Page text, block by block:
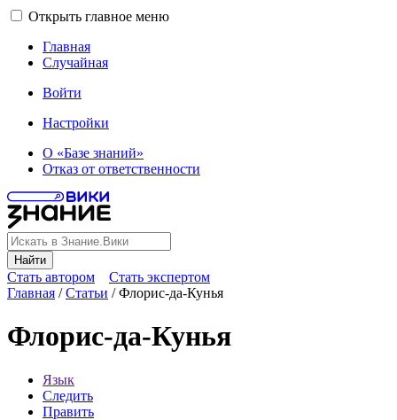
Открыть главное меню
Главная
Случайная
Войти
Настройки
О «Базе знаний»
Отказ от ответственности
Найти
Стать автором
Стать экспертом
Главная /Статьи /Флорис-да-Кунья
Флорис-да-Кунья
Язык
Следить
Править